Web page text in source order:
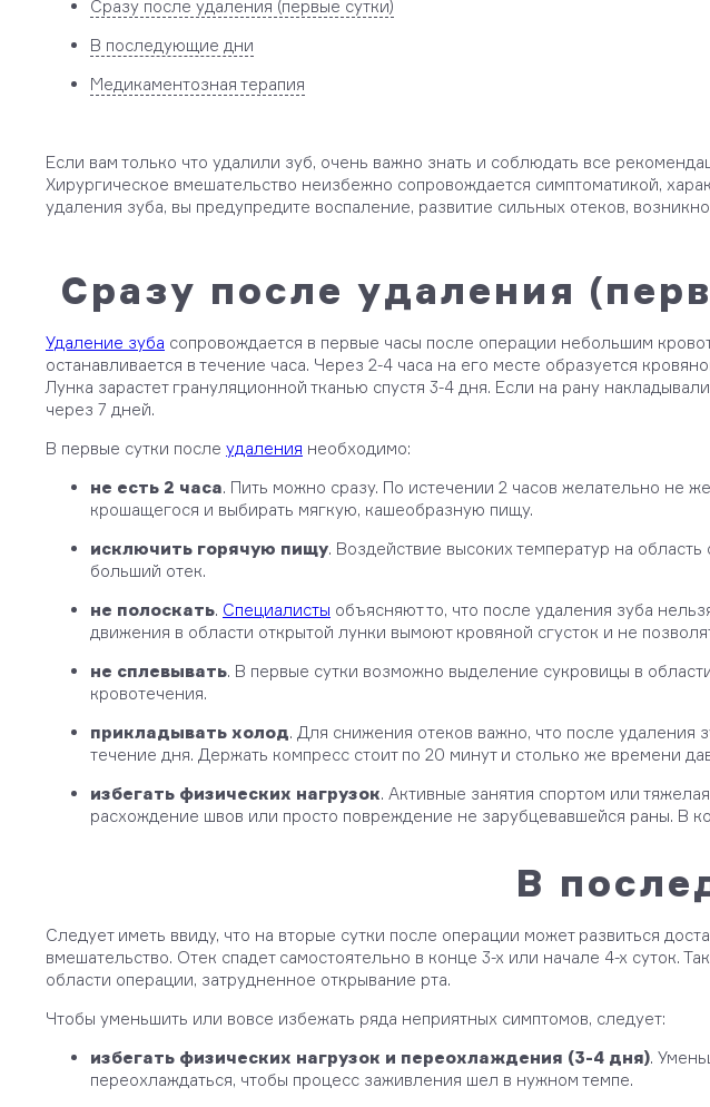
Сразу после удаления (первые сутки)
В последующие дни
Медикаментозная терапия
Если вам только что удалили зуб, очень важно знать и соблюдать все
Хирургическое вмешательство неизбежно сопровождается симптоматикой,
удаления зуба, вы предупредите воспаление, развитие сильных отеков,
Сразу после удаления
Удаление зуба сопровождается в первые часы после операции небольшим
останавливается в течение часа. Через 2-4 часа на его месте образуется
Лунка зарастет грануляционной тканью спустя 3-4 дня. Если на рану
через 7 дней.
В первые сутки после удаления необходимо:
не есть 2 часа. Пить можно сразу. По истечении 2 часов желательно не
крошащегося и выбирать мягкую, кашеобразную пищу.
исключить горячую пищу. Воздействие высоких температур на
больший отек.
не полоскать. Специалисты объясняют то, что после удаления зуба
движения в области открытой лунки вымоют кровяной сгусток и не
не сплевывать. В первые сутки возможно выделение сукровицы в
кровотечения.
прикладывать холод. Для снижения отеков важно, что после
течение дня. Держать компресс стоит по 20 минут и столько же времени
избегать физических нагрузок. Активные занятия спортом или
расхождение швов или просто повреждение не зарубцевавшейся раны. В
В
Следует иметь ввиду, что на вторые сутки после операции может развиться
вмешательство. Отек спадет самостоятельно в конце 3-х или начале 4-х суток.
области операции, затрудненное открывание рта.
Чтобы уменьшить или вовсе избежать ряда неприятных симптомов, следует:
избегать физических нагрузок и переохлаждения (3-4 дня).
переохлаждаться, чтобы процесс заживления шел в нужном темпе.